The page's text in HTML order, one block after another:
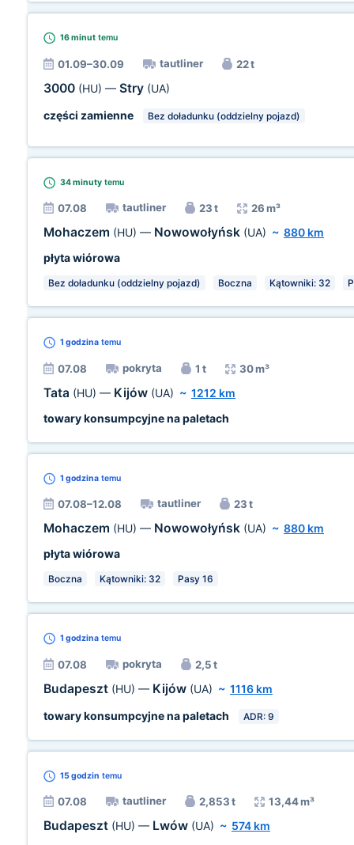
16 minut temu
01.09–30.09 tautliner 22 t
3000 (HU) — Stry (UA)
części zamienne
Bez doładunku (oddzielny pojazd)
34 minuty temu
07.08 tautliner 23 t 26 m³
Mohaczem (HU) — Nowowołyńsk (UA) ~ 880 km
płyta wiórowa
Bez doładunku (oddzielny pojazd) Boczna Kątowniki: 32
1 godzina temu
07.08 pokryta 1 t 30 m³
Tata (HU) — Kijów (UA) ~ 1212 km
towary konsumpcyjne na paletach
1 godzina temu
07.08–12.08 tautliner 23 t
Mohaczem (HU) — Nowowołyńsk (UA) ~ 880 km
płyta wiórowa
Boczna Kątowniki: 32 Pasy 16
1 godzina temu
07.08 pokryta 2,5 t
Budapeszt (HU) — Kijów (UA) ~ 1116 km
towary konsumpcyjne na paletach
ADR: 9
15 godzin temu
07.08 tautliner 2,853 t 13,44 m³
Budapeszt (HU) — Lwów (UA) ~ 574 km